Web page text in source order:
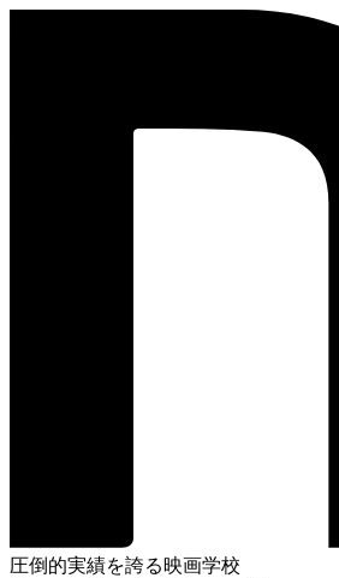
圧倒的実績を誇る映画学校